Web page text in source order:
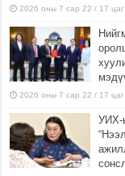
2026 оны 7 сар 22 / 17
2026 оны 7 сар 22 / 17
УИХ-